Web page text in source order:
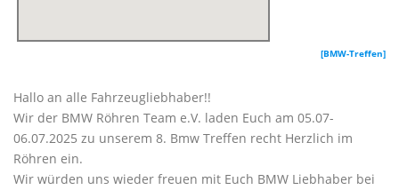
[BMW-Treffen]
Hallo an alle Fahrzeugliebhaber!!
Wir der BMW Röhren Team e.V. laden Euch am 05.07-
06.07.2025 zu unserem 8. Bmw Treffen recht Herzlich im
Röhren ein.
Wir würden uns wieder freuen mit Euch BMW Liebhaber bei